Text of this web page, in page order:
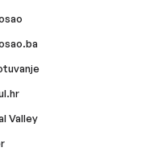
Valley